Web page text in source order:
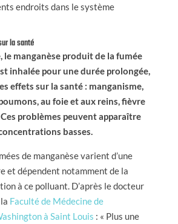
endroits dans le système
la santé
le manganèse produit de la fumée
inhalée pour une durée prolongée,
effets sur la santé : manganisme,
au foie et aux reins, fièvre
problèmes peuvent apparaître
basses.
de manganèse varient d’une
et dépendent notamment de la
à ce polluant. D’après le docteur
Faculté de Médecine de
à Saint Louis : « Plus une